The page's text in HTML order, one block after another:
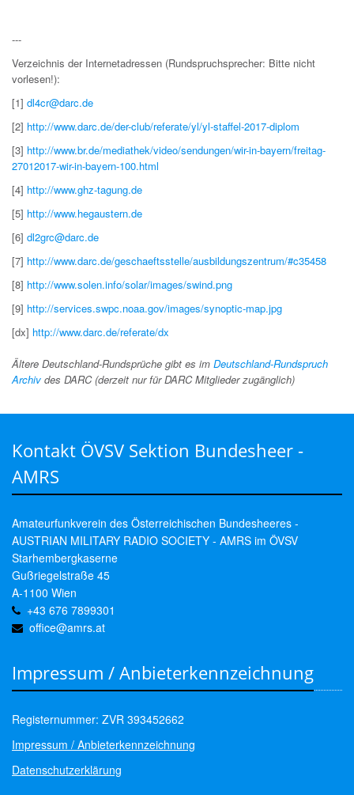
---
Verzeichnis der Internetadressen (Rundspruchsprecher: Bitte nicht
vorlesen!):
[1] dl4cr@darc.de
[2] http://www.darc.de/der-club/referate/yl/yl-staffel-2017-diplom
[3] http://www.br.de/mediathek/video/sendungen/wir-in-bayern/freitag-
27012017-wir-in-bayern-100.html
[4] http://www.ghz-tagung.de
[5] http://www.hegaustern.de
[6] dl2grc@darc.de
[7] http://www.darc.de/geschaeftsstelle/ausbildungszentrum/#c35458
[8] http://www.solen.info/solar/images/swind.png
[9] http://services.swpc.noaa.gov/images/synoptic-map.jpg
[dx] http://www.darc.de/referate/dx
Ältere Deutschland-Rundsprüche gibt es im Deutschland-Rundspruch
Archiv des DARC (derzeit nur für DARC Mitglieder zugänglich)
Kontakt ÖVSV Sektion Bundesheer -
AMRS
Amateurfunkverein des Österreichischen Bundesheeres -
AUSTRIAN MILITARY RADIO SOCIETY - AMRS im ÖVSV
Starhembergkaserne
Gußriegelstraße 45
A-1100 Wien
+43 676 7899301
office@amrs.at
Impressum / Anbieterkennzeichnung
Registernummer: ZVR 393452662
Impressum / Anbieterkennzeichnung
Datenschutzerklärung